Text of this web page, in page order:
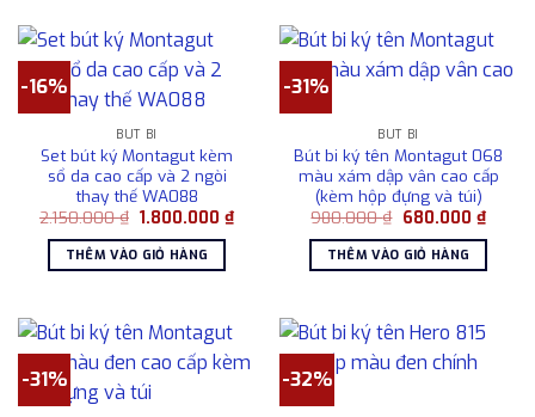
-16%
BÚT BI
Set bút ký Montagut kèm
sổ da cao cấp và 2 ngòi
thay thế WA088
2.150.000₫ Giá
là:
2.150.000 ₫.
1.800.000₫Giá
hiện
1.800.000 ₫.
THÊM VÀO GIỎ HÀNG
-31%
BÚT BI
Bút bi ký tên Montagut 068
màu xám dập vân cao cấp
(kèm hộp đựng và túi)
980.000₫ Giá
là:
980.000 ₫.
680.000 ₫Giá
hiện
tại
THÊM VÀO GIỎ HÀNG
-31% -32%